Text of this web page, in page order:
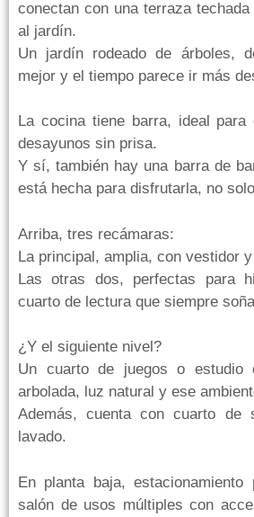
conectan con una terraza
al jardín.
Un jardín rodeado de árboles,
mejor y el tiempo parece ir más
La cocina tiene barra, ideal
desayunos sin prisa.
Y sí, también hay una barra de
está hecha para disfrutarla, no
Arriba, tres recámaras:
La principal, amplia, con vestidor
Las otras dos, perfectas para
cuarto de lectura que siempre
¿Y el siguiente nivel?
Un cuarto de juegos o estudio
arbolada, luz natural y ese
Además, cuenta con cuarto de
lavado.
En planta baja,
salón de usos múltiples con